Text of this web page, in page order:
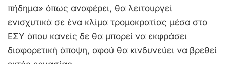
πήδημα» όπως αναφέρει, θα λειτουργεί
ενισχυτικά σε ένα κλίμα τρομοκρατίας μέσα στο
ΕΣΥ όπου κανείς δε θα μπορεί να εκφράσει
διαφορετική άποψη, αφού θα κινδυνεύει να βρεθεί